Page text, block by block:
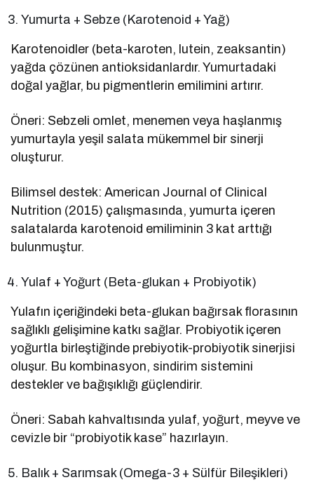
Yumurta + Sebze (Karotenoid + Yağ)
Karotenoidler (beta-karoten, lutein, zeaksantin)
yağda çözünen antioksidanlardır. Yumurtadaki
doğal yağlar, bu pigmentlerin emilimini artırır.
Öneri: Sebzeli omlet, menemen veya haşlanmış
yumurtayla yeşil salata mükemmel bir sinerji
oluşturur.
Bilimsel destek: American Journal of Clinical
Nutrition (2015) çalışmasında, yumurta içeren
salatalarda karotenoid emiliminin 3 kat arttığı
bulunmuştur.
Yulaf + Yoğurt (Beta-glukan + Probiyotik)
Yulafın içeriğindeki beta-glukan bağırsak florasının
sağlıklı gelişimine katkı sağlar. Probiyotik içeren
yoğurtla birleştiğinde prebiyotik-probiyotik sinerjisi
oluşur. Bu kombinasyon, sindirim sistemini
destekler ve bağışıklığı güçlendirir.
Öneri: Sabah kahvaltısında yulaf, yoğurt, meyve ve
cevizle bir “probiyotik kase” hazırlayın.
Balık + Sarımsak (Omega-3 + Sülfür Bileşikleri)